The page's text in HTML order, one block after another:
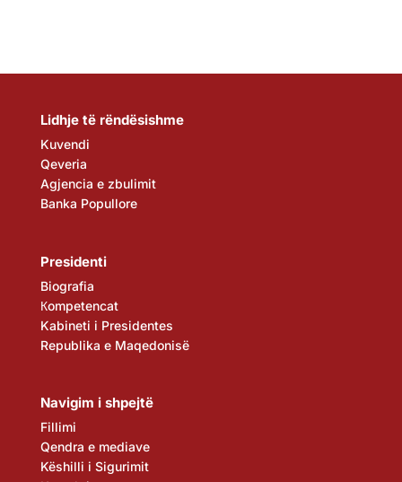
Lidhje të rëndësishme
Kuvendi
Qeveria
Agjencia e zbulimit
Banka Popullore
Presidenti
Biografia
Кompetencat
Kabineti i Presidentes
Republika e Maqedonisë
Navigim i shpejtë
Fillimi
Qendra e mediave
Këshilli i Sigurimit